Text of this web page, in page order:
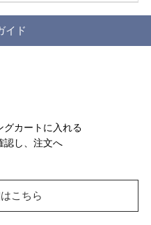
イド
カートに入れる
認し、注文へ
こちら